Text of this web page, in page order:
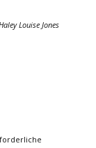
Louise Jones